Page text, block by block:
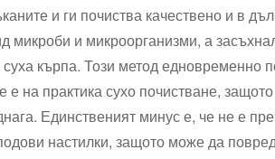
и ги почиства качествено и в
микроби и микроорганизми, а
кърпа. Този метод едновременно
е на практика сухо почистване,
Единственият минус е, че не е
настилки, защото може да